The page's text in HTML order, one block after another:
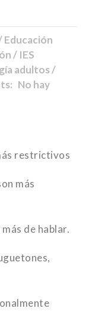
Educación
/ IES
adultos /
No hay
restrictivos
más
de hablar.